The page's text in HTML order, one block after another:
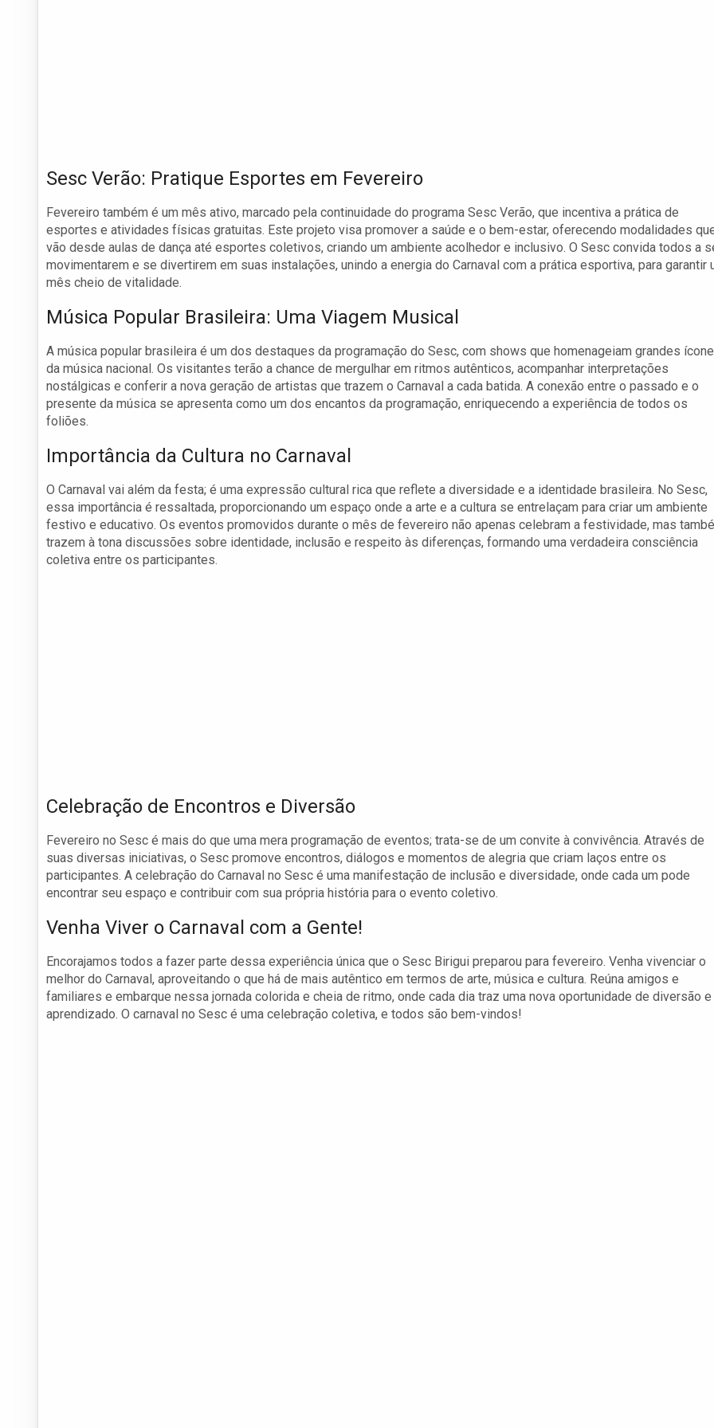
Sesc Verão: Pratique Esportes em Fevereiro
Fevereiro também é um mês ativo, marcado pela continuidade do programa Sesc Verão, que incentiva a prática de
esportes e atividades físicas gratuitas. Este projeto visa promover a saúde e o bem-estar, oferecendo modalidades
vão desde aulas de dança até esportes coletivos, criando um ambiente acolhedor e inclusivo. O Sesc convida todos a
movimentarem e se divertirem em suas instalações, unindo a energia do Carnaval com a prática esportiva, para garantir
mês cheio de vitalidade.
Música Popular Brasileira: Uma Viagem Musical
A música popular brasileira é um dos destaques da programação do Sesc, com shows que homenageiam grandes
da música nacional. Os visitantes terão a chance de mergulhar em ritmos autênticos, acompanhar interpretações
nostálgicas e conferir a nova geração de artistas que trazem o Carnaval a cada batida. A conexão entre o passado e o
presente da música se apresenta como um dos encantos da programação, enriquecendo a experiência de todos os
foliões.
Importância da Cultura no Carnaval
O Carnaval vai além da festa; é uma expressão cultural rica que reflete a diversidade e a identidade brasileira. No Sesc,
essa importância é ressaltada, proporcionando um espaço onde a arte e a cultura se entrelaçam para criar um ambiente
festivo e educativo. Os eventos promovidos durante o mês de fevereiro não apenas celebram a festividade, mas
trazem à tona discussões sobre identidade, inclusão e respeito às diferenças, formando uma verdadeira consciência
coletiva entre os participantes.
Celebração de Encontros e Diversão
Fevereiro no Sesc é mais do que uma mera programação de eventos; trata-se de um convite à convivência. Através de
suas diversas iniciativas, o Sesc promove encontros, diálogos e momentos de alegria que criam laços entre os
participantes. A celebração do Carnaval no Sesc é uma manifestação de inclusão e diversidade, onde cada um pode
encontrar seu espaço e contribuir com sua própria história para o evento coletivo.
Venha Viver o Carnaval com a Gente!
Encorajamos todos a fazer parte dessa experiência única que o Sesc Birigui preparou para fevereiro. Venha vivenciar o
melhor do Carnaval, aproveitando o que há de mais autêntico em termos de arte, música e cultura. Reúna amigos e
familiares e embarque nessa jornada colorida e cheia de ritmo, onde cada dia traz uma nova oportunidade de diversão e
aprendizado. O carnaval no Sesc é uma celebração coletiva, e todos são bem-vindos!